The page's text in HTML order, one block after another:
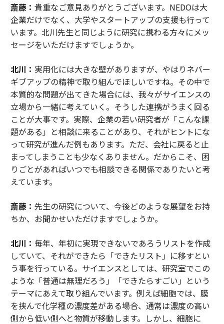
斎藤： 貴重なご意見ありがとうございます。NEDOは大
企業だけでなく、大学やスタートアップの支援も行って
います。北川先生と同じように研究に携わる方々にメッ
セージをいただけますでしょうか。
北川： 実用化には大きな壁がありますが、やはりネバー
ギブアップの精神で取り組んでほしいですね。その中で
本質的な問題が出てきた場合には、我々がサイエンスの
立場から一緒に考えていく。そうした連携がうまく回る
ことが大事です。実際、企業の若い研究者が「こんな課
題がある」と相談に来ることがあり、それがヒントにな
って研究が進んだ例もあります。ただ、会社に戻ると止
まってしまうことも少なくありません。だからこそ、困
りごとがあればいつでも相談できる関係でありたいと考
えています。
斎藤： 先生の研究について、今後どのような展望をお持
ちか、お聞かせいただけますでしょうか。
北川： 毎年、年初に実現できないであろうリストを作成
していて、それができたら「できたリスト」に移すとい
う事を行っている。サイエンスとしては、研究室でこの
ような「普通は無理だろう」「できたらすごい」という
テーマにあえて取り組んでいます。例えば細胞では、膜
を挟んで化学種の濃度差がある場合、通常は濃度の高い
側から低い側へと物質が移動します。しかし、細胞に